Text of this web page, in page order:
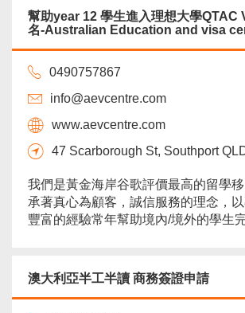
幫助year 12 學生進入理想大學QTAC
名-Australian Education and visa
0490757867
info@aevcentre.com
www.aevcentre.com
47 Scarborough St, Southport
我們是黃金海岸谷歌評價最高的留學
承著真心為顧客，誠信服務的理念，
豐富的經驗常年幫助境內/境外的學生
免費. 對於澳洲12年級的學生升學，我們也有著多年的
經驗.通過我們設計升學方案的學生
澳大利亞半工半讀 商務簽證申請